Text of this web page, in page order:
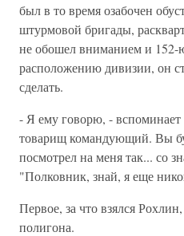
был в то время озабочен
штурмовой бригады,
не обошел вниманием и
расположению дивизии, он
сделать.
- Я ему говорю, -
товарищ командующий. Вы
посмотрел на меня так... со
"Полковник, знай, я еще
Первое, за что взялся
полигона.